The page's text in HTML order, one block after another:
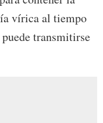
vírica al tiempo
transmitirse